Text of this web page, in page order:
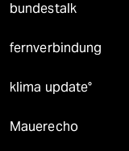
bundestalk
fernverbindung
klima update°
Mauerecho